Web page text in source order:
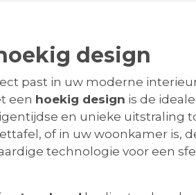
design
past in uw moderne
een hoekig design is de
en unieke uitstraling
of in uw woonkamer is,
technologie voor een